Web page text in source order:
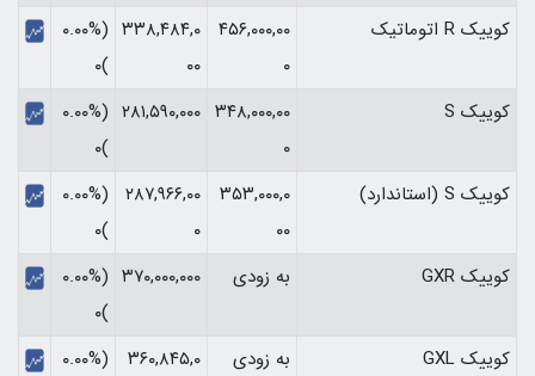
کوییک R اتوماتیک
۴۵۶,۰۰۰,۰۰
۰
۳۳۸,۴۸۴,۰
۰۰
(۰.۰۰%
)۰
کوییک S
۳۴۸,۰۰۰,۰۰
۰
۲۸۱,۵۹۰,۰۰۰
(۰.۰۰%
)۰
کوییک S (استاندارد)
۳۵۳,۰۰۰,۰
۰۰
۲۸۷,۹۶۶,۰۰
۰
(۰.۰۰%
)۰
کوییک GXR
به زودی ۳۷۰,۰۰۰,۰۰۰
(۰.۰۰%
)۰
کوییک GXL
به زودی
۳۶۰,۸۴۵,۰
(۰.۰۰%